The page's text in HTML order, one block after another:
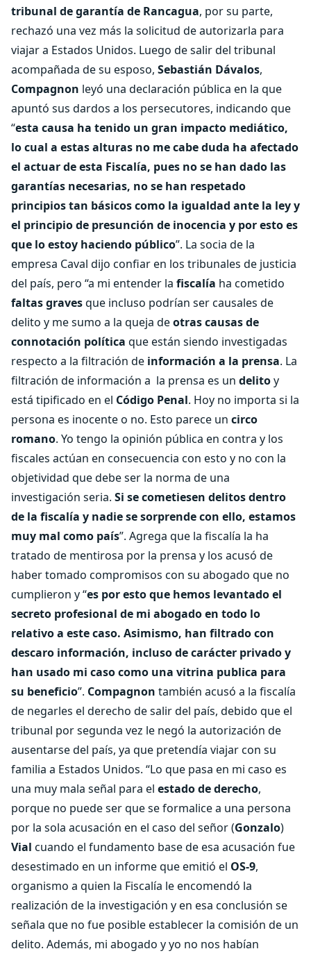
tribunal de garantía de Rancagua, por su parte,
rechazó una vez más la solicitud de autorizarla para
viajar a Estados Unidos. Luego de salir del tribunal
acompañada de su esposo, Sebastián Dávalos,
Compagnon leyó una declaración pública en la que
apuntó sus dardos a los persecutores, indicando que
“esta causa ha tenido un gran impacto mediático,
lo cual a estas alturas no me cabe duda ha afectado
el actuar de esta Fiscalía, pues no se han dado las
garantías necesarias, no se han respetado
principios tan básicos como la igualdad ante la ley y
el principio de presunción de inocencia y por esto es
que lo estoy haciendo público”. La socia de la
empresa Caval dijo confiar en los tribunales de justicia
del país, pero “a mi entender la fiscalía ha cometido
faltas gravesque incluso podrían ser causales de
delito y me sumo a la queja deotras causas de
connotación política que están siendo investigadas
respecto a la filtración de información a la prensa. La
filtración de información a la prensa es un delitoy
está tipificado en el Código Penal. Hoy no importa si la
persona es inocente o no. Esto parece un circo
romano. Yo tengo la opinión pública en contra y los
fiscales actúan en consecuencia con esto y no con la
objetividad que debe ser la norma de una
investigación seria. Si se cometiesen delitos dentro
de la fiscalía y nadie se sorprende con ello, estamos
muy mal como país”. Agrega que la fiscalía la ha
tratado de mentirosa por la prensa y los acusó de
haber tomado compromisos con su abogado que no
cumplieron y “es por esto que hemos levantado el
secreto profesional de mi abogado en todo lo
relativo a este caso. Asimismo, han filtrado con
descaro información, incluso de carácter privado y
han usado mi caso como una vitrina publica para
su beneficio”. Compagnon también acusó a la fiscalía
de negarles el derecho de salir del país, debido que el
tribunal por segunda vez le negó la autorización de
ausentarse del país, ya que pretendía viajar con su
familia a Estados Unidos. “Lo que pasa en mi caso es
una muy mala señal para el estado de derecho,
porque no puede ser que se formalice a una persona
por la sola acusación en el caso del señor (Gonzalo)
Vial cuando el fundamento base de esa acusación fue
desestimado en un informe que emitió el OS-9,
organismo a quien la Fiscalía le encomendó la
realización de la investigación y en esa conclusión se
señala que no fue posible establecer la comisión de un
delito. Además, mi abogado y yo no nos habían